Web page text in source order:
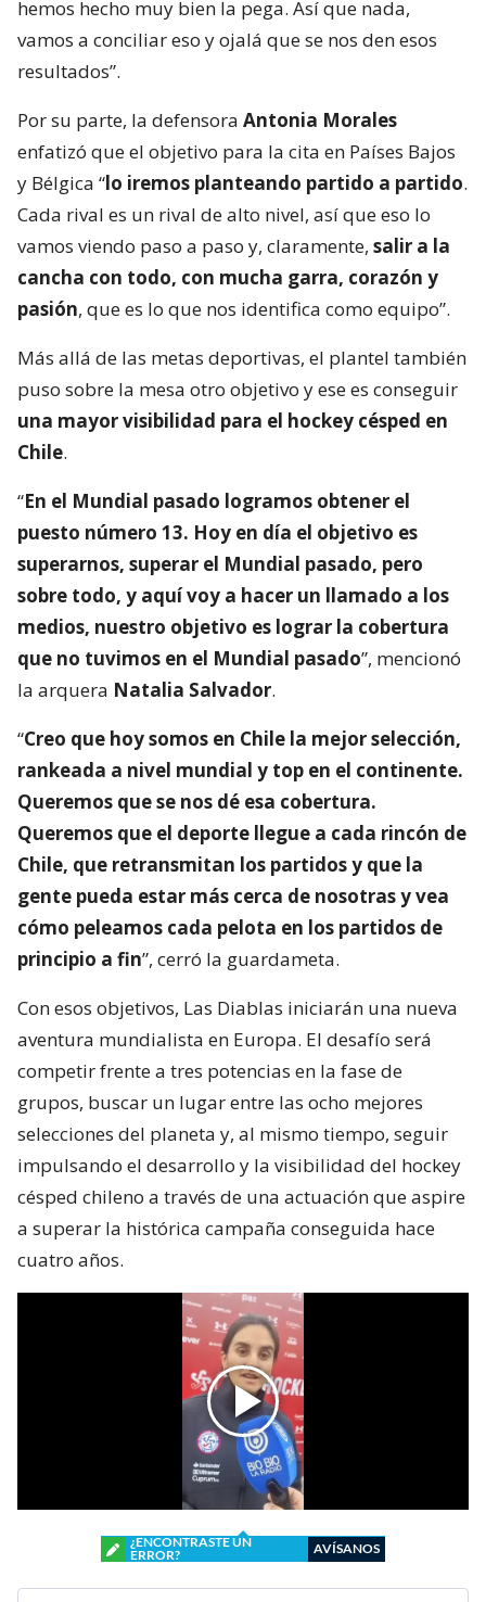
hemos hecho muy bien la pega. Así que nada,
vamos a conciliar eso y ojalá que se nos den esos
resultados”.
Por su parte, la defensora Antonia Morales
enfatizó que el objetivo para la cita en Países Bajos
y Bélgica “lo iremos planteando partido a partido.
Cada rival es un rival de alto nivel, así que eso lo
vamos viendo paso a paso y, claramente, salir a la
cancha con todo, con mucha garra, corazón y
pasión, que es lo que nos identifica como equipo”.
Más allá de las metas deportivas, el plantel también
puso sobre la mesa otro objetivo y ese es conseguir
una mayor visibilidad para el hockey césped en
Chile.
“En el Mundial pasado logramos obtener el
puesto número 13. Hoy en día el objetivo es
superarnos, superar el Mundial pasado, pero
sobre todo, y aquí voy a hacer un llamado a los
medios, nuestro objetivo es lograr la cobertura
que no tuvimos en el Mundial pasado”, mencionó
la arquera Natalia Salvador.
“Creo que hoy somos en Chile la mejor selección,
rankeada a nivel mundial y top en el continente.
Queremos que se nos dé esa cobertura.
Queremos que el deporte llegue a cada rincón de
Chile, que retransmitan los partidos y que la
gente pueda estar más cerca de nosotras y vea
cómo peleamos cada pelota en los partidos de
principio a fin”, cerró la guardameta.
Con esos objetivos, Las Diablas iniciarán una nueva
aventura mundialista en Europa. El desafío será
competir frente a tres potencias en la fase de
grupos, buscar un lugar entre las ocho mejores
selecciones del planeta y, al mismo tiempo, seguir
impulsando el desarrollo y la visibilidad del hockey
césped chileno a través de una actuación que aspire
a superar la histórica campaña conseguida hace
cuatro años.
¿ENCONTRASTE UN
ERROR?
AVÍSANOS